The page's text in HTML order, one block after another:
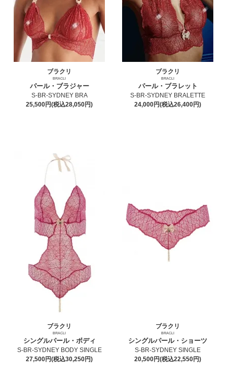
ブラクリ
BRACLI
パール・ブラジャー
S-BR-SYDNEY BRA
25,500円(税込28,050円)
ブラクリ
BRACLI
パール・ブラレット
S-BR-SYDNEY BRALETTE
24,000円(税込26,400円)
ブラクリ
BRACLI
シングルパール・ボディ
S-BR-SYDNEY BODY SINGLE
27,500円(税込30,250円)
ブラクリ
BRACLI
シングルパール・ショーツ
S-BR-SYDNEY SINGLE
20,500円(税込22,550円)